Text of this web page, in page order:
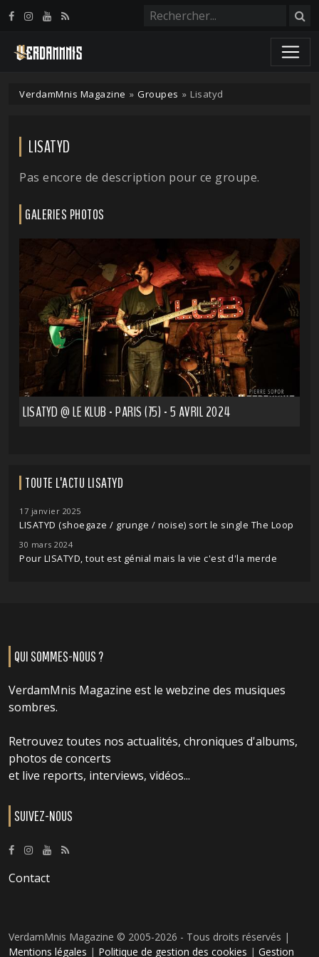
VerdamMnis Magazine » Groupes » Lisatyd
LISATYD
Pas encore de description pour ce groupe.
GALERIES PHOTOS
LISATYD @ LE KLUB - PARIS (75) - 5 AVRIL 2024
TOUTE L'ACTU LISATYD
17 janvier 2025
LISATYD (shoegaze / grunge / noise) sort le single The Loop
30 mars 2024
Pour LISATYD, tout est génial mais la vie c'est d'la merde
QUI SOMMES-NOUS ?
VerdamMnis Magazine est le webzine des musiques
sombres.
Retrouvez toutes nos actualités, chroniques d'albums,
photos de concerts
et live reports, interviews, vidéos...
SUIVEZ-NOUS
Contact
VerdamMnis Magazine © 2005-2026 - Tous droits réservés |
Mentions légales | Politique de gestion des cookies | Gestion
Panneau de gestion des cookies